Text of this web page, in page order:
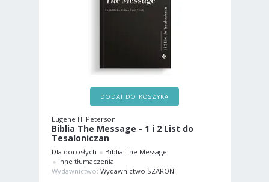
DODAJ DO KOSZYKA
Eugene H. Peterson
Biblia The Message - 1 i 2 List do
Tesaloniczan
Dla dorosłych
Biblia The Message
Inne tłumaczenia
Wydawnictwo: Wydawnictwo SZARON